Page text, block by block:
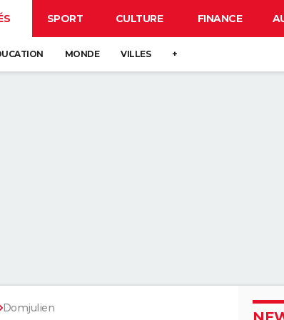
SPORT CULTURE FINANCE
MONDE VILLES +
Domjulien